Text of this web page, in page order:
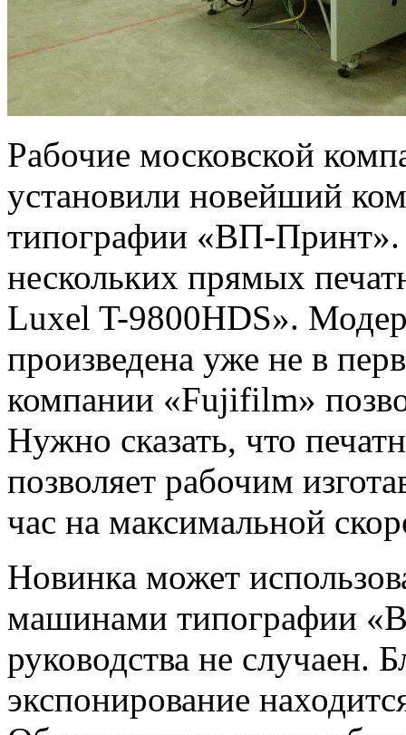
Рабочие московской
установили новейший
типографии «ВП-Принт».
нескольких прямых
Luxel T-9800HDS».
произведена уже не в
компании «Fujifilm»
Нужно сказать, что
позволяет рабочим
час на максимальной
Новинка может
машинами типографии
руководства не случаен.
экспонирование